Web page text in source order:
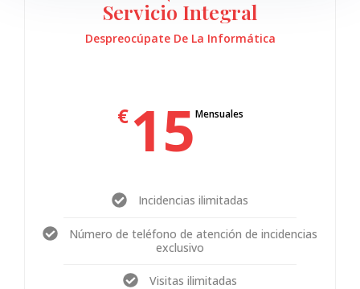
Servicio Integral
Despreocúpate De La Informática
€ 15Mensuales
Incidencias ilimitadas
Número de teléfono de atención de incidencias
exclusivo
Visitas ilimitadas